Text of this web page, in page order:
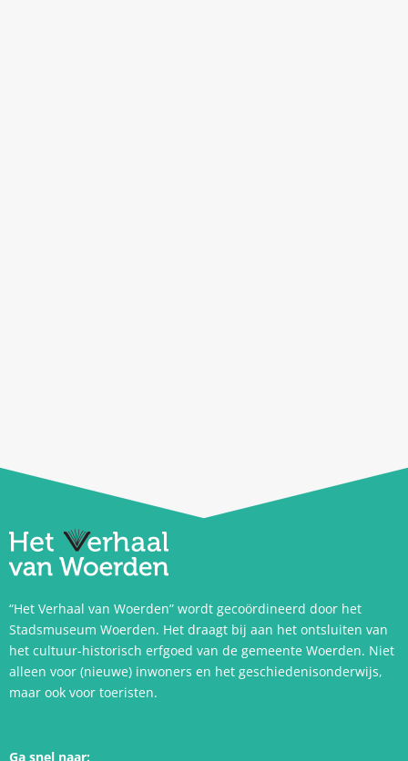
“Het Verhaal van Woerden” wordt gecoördineerd door het
Stadsmuseum Woerden. Het draagt bij aan het ontsluiten van
het cultuur-historisch erfgoed van de gemeente Woerden. Niet
alleen voor (nieuwe) inwoners en het geschiedenisonderwijs,
maar ook voor toeristen.
Ga snel naar: